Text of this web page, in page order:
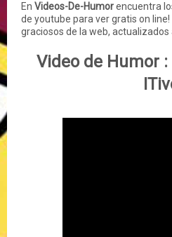
En Videos-De-Humorencuentra
de youtube para ver gratis on
graciosos de la web, actualizados
Video de Humor :